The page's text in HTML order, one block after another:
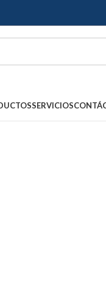
SERVICIOS